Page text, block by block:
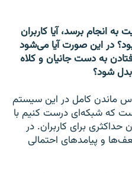
به انجام برسد، آیا کاربران
در این صورت آیا می‌شود
به دست جانیان و کلاه
بدل شود؟
ماندن کامل در این سیستم
که شبکه‌ای درست کنیم با
حداکثری برای کاربران. در
و پیامدهای احتمالی